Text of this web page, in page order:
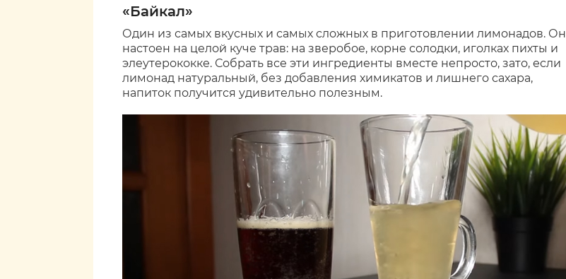
«Байкал»
Один из самых вкусных и самых сложных в приготовлении лимонадов. Он
настоен на целой куче трав: на зверобое, корне солодки, иголках пихты и
элеутерококке. Собрать все эти ингредиенты вместе непросто, зато, если
лимонад натуральный, без добавления химикатов и лишнего сахара,
напиток получится удивительно полезным.